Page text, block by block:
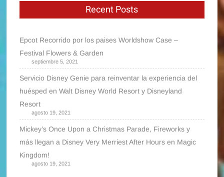
Recent Posts
Epcot Recorrido por los paises Worldshow Case –
Festival Flowers & Garden
septiembre 5, 2021
Servicio Disney Genie para reinventar la experiencia del
huésped en Walt Disney World Resort y Disneyland
Resort
agosto 19, 2021
Mickey’s Once Upon a Christmas Parade, Fireworks y
más llegan a Disney Very Merriest After Hours en Magic
Kingdom!
agosto 19, 2021